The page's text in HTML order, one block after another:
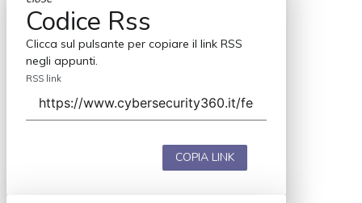
Codice Rss
Clicca sul pulsante per copiare il link RSS
negli appunti.
RSS link
COPIA LINK